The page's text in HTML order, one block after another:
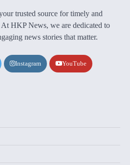
trusted source for timely and
HKP News, we are dedicated to
news stories that matter.
Instagram YouTube